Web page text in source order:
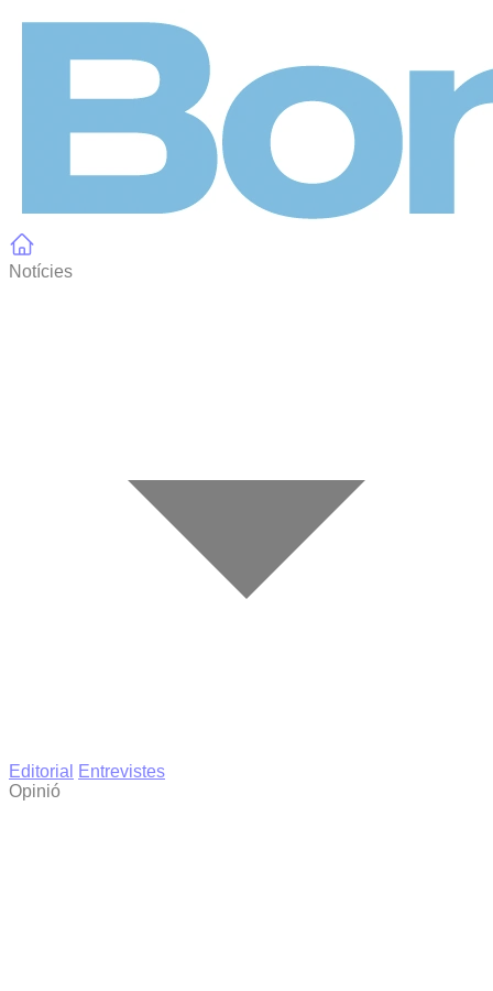
Notícies
Editorial
Entrevistes
Opinió